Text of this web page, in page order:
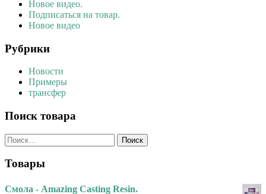
Новое видео.
Подписаться на товар.
Новое видео
Рубрики
Новости
Примеры
трансфер
Поиск товара
Найти:
Товары
Смола - Amazing Casting Resin.